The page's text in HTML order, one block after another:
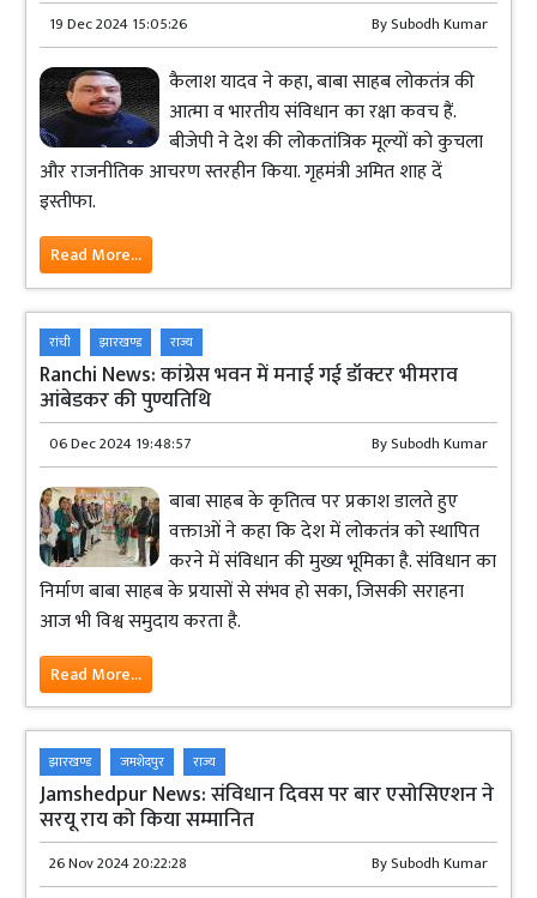
19 Dec 2024 15:05:26 BySubodh Kumar
कैलाश यादव ने कहा, बाबा साहब लोकतंत्र की
आत्मा व भारतीय संविधान का रक्षा कवच हैं.
बीजेपी ने देश की लोकतांत्रिक मूल्यों को कुचला
और राजनीतिक आचरण स्तरहीन किया. गृहमंत्री अमित शाह दें
इस्तीफा.
Read More...
रांची झारखण्ड राज्य
Ranchi News: कांग्रेस भवन में मनाई गई डॉक्टर भीमराव
आंबेडकर की पुण्यतिथि
06 Dec 2024 19:48:57 BySubodh Kumar
बाबा साहब के कृतित्व पर प्रकाश डालते हुए
वक्ताओं ने कहा कि देश में लोकतंत्र को स्थापित
करने में संविधान की मुख्य भूमिका है. संविधान का
निर्माण बाबा साहब के प्रयासों से संभव हो सका, जिसकी सराहना
आज भी विश्व समुदाय करता है.
Read More...
झारखण्ड जमशेदपुर राज्य
Jamshedpur News: संविधान दिवस पर बार एसोसिएशन ने
सरयू राय को किया सम्मानित
26 Nov 2024 20:22:28 BySubodh Kumar